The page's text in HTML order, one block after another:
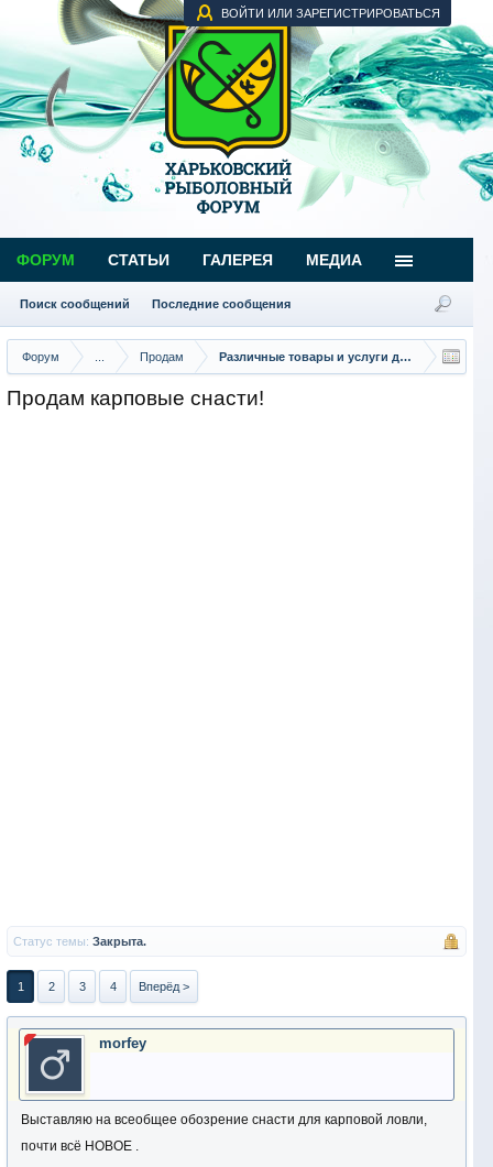
ВОЙТИ ИЛИ ЗАРЕГИСТРИРОВАТЬСЯ
Форум Продам Различные товары и услуги для рыбаков
Продам карповые снасти!
Статус темы: Закрыта.
1 2 3 4 Вперёд >
morfey
Выставляю на всеобщее обозрение снасти для карповой ловли,
почти всё НОВОЕ .
ФОРУМ
Поиск сообщений Последние сообщения
СТАТЬИ ГАЛЕРЕЯ МЕДИА